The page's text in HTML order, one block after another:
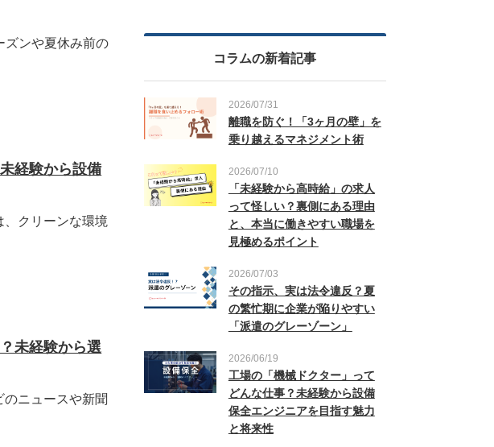
ズンや夏休み前の
経験から設備
クリーンな環境
未経験から選
ニュースや新聞
コラムの新着記事
2026/07/31
離職を防ぐ！「3ヶ月の壁」を
乗り越えるマネジメント術
2026/07/10
「未経験から高時給」の求人
って怪しい？裏側にある理由
と、本当に働きやすい職場を
見極めるポイント
2026/07/03
その指示、実は法令違反？夏
の繁忙期に企業が陥りやすい
「派遣のグレーゾーン」
2026/06/19
工場の「機械ドクター」って
どんな仕事？未経験から設備
保全エンジニアを目指す魅力
と将来性